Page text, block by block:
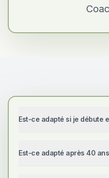
Est-ce adapté si je débute
Est-ce adapté après 40